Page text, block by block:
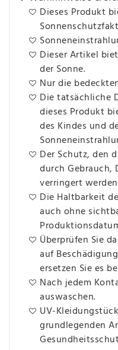
Dieses Produkt
Dieser Artikel
der Sonne.
Nur die
Die tatsächliche
dieses Produkt
des Kindes und
Der Schutz, den
durch Gebrauch,
verringert
Die Haltbarkeit
auch ohne
Überprüfen Sie
auf
ersetzen Sie es
Nach jedem
auswaschen.
UV-
grundlegenden